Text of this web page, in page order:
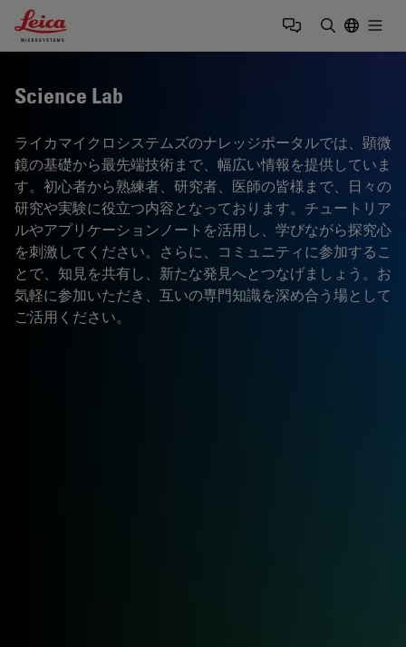
Leica Microsystems Logo
Science Lab
ライカマイクロシステムズのナレッジポータルでは、顕微
鏡の基礎から最先端技術まで、幅広い情報を提供していま
す。初心者から熟練者、研究者、医師の皆様まで、日々の
研究や実験に役立つ内容となっております。チュートリア
ルやアプリケーションノートを活用し、学びながら探究心
を刺激してください。さらに、コミュニティに参加するこ
とで、知見を共有し、新たな発見へとつなげましょう。お
気軽に参加いただき、互いの専門知識を深め合う場として
ご活用ください。